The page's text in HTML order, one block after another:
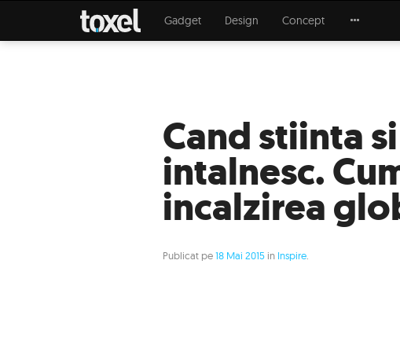
Gadget Design Concept
Cand stiinta
intalnesc.
incalzirea
Publicat pe18 Mai 2015 in Inspire